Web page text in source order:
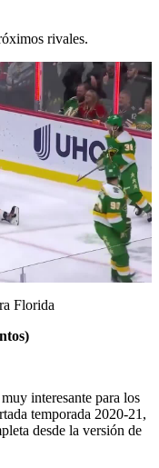
rivales.
Florida
interesante para los
temporada 2020-21,
desde la versión de